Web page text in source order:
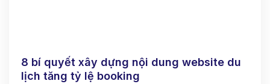
8 bí quyết xây dựng nội dung website du
lịch tăng tỷ lệ booking